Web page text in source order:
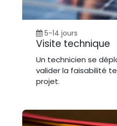
5-14 jours
Visite technique
Un technicien se
valider la faisabilité
projet.